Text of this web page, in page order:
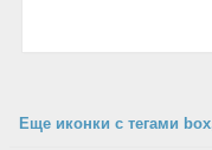
Еще иконки с тегами